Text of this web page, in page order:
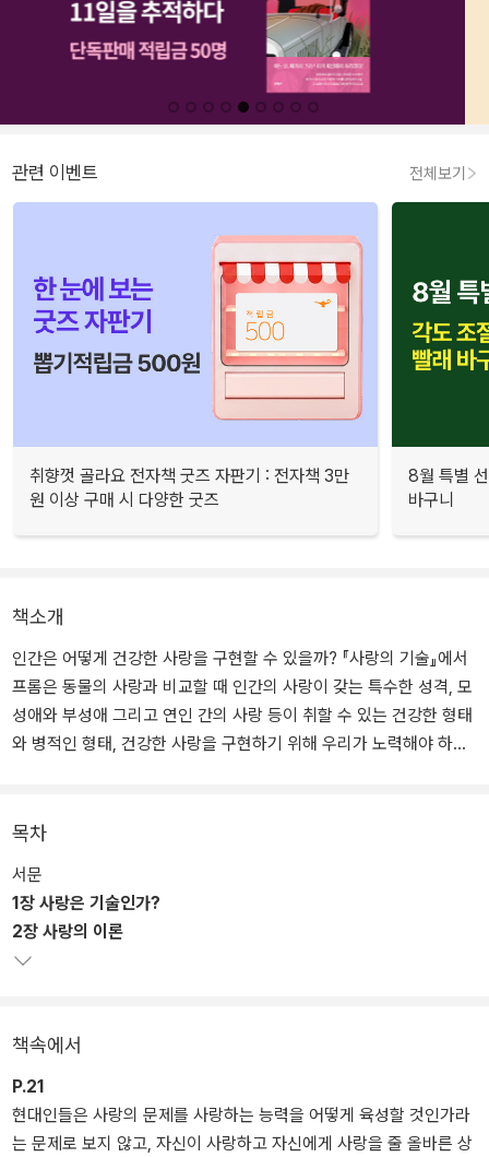
관련 이벤트 전체보기
취향껏 골라요 전자책 굿즈 자판기 : 전자책 3만
원 이상 구매 시 다양한 굿즈
8월 특별
바구니
책소개
인간은 어떻게 건강한 사랑을 구현할 수 있을까? 『사랑의 기술』에서
프롬은 동물의 사랑과 비교할 때 인간의 사랑이 갖는 특수한 성격, 모
성애와 부성애 그리고 연인 간의 사랑 등이 취할 수 있는 건강한 형태
와 병적인 형태, 건강한 사랑을 구현하기 위해 우리가 노력해야 하는
이 책은 1956년에 쓰였고 그 후 70년에 가까운 세월이 흘렀지만, 이
술』은 공자나 부처, 플라톤이나 칸트의 고전적인 철학서들과 마찬가
지로 우리 자신을 돌이켜 보게 하는 강력한 힘을 갖고 있다.
목차
서문
1장 사랑은 기술인가?
2장 사랑의 이론
책속에서
P.21
현대인들은 사랑의 문제를 사랑하는 능력을 어떻게 육성할 것인가라
는 문제로 보지 않고, 자신이 사랑하고 자신에게 사랑을 줄 올바른 상